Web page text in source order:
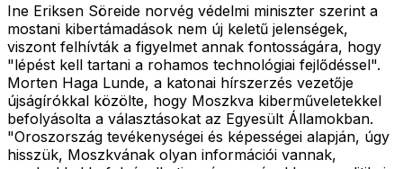
Ine Eriksen Söreide norvég védelmi miniszter szerint a
mostani kibertámadások nem új keletű jelenségek,
viszont felhívták a figyelmet annak fontosságára, hogy
"lépést kell tartani a rohamos technológiai fejlődéssel".
Morten Haga Lunde, a katonai hírszerzés vezetője
újságírókkal közölte, hogy Moszkva kiberműveletekkel
befolyásolta a választásokat az Egyesült Államokban.
"Oroszország tevékenységei és képességei alapján, úgy
hisszük, Moszkvának olyan információi vannak,